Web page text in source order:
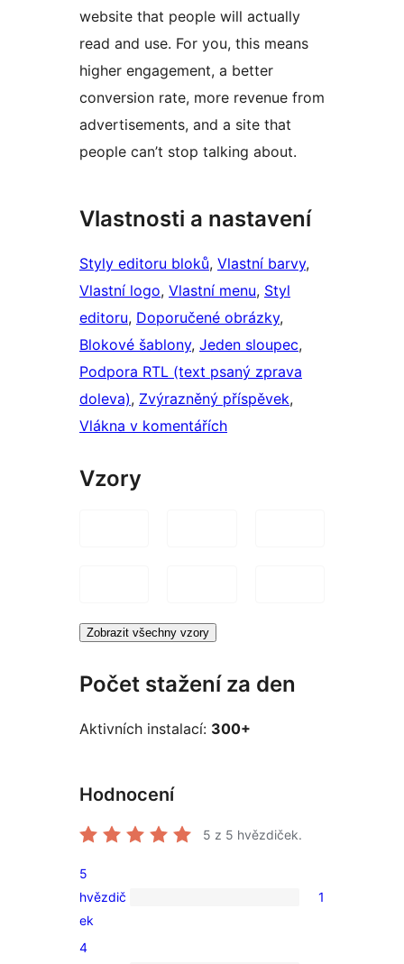
website that people will actually
read and use. For you, this means
higher engagement, a better
conversion rate, more revenue from
advertisements, and a site that
people can’t stop talking about.
Vlastnosti a nastavení
Styly editoru bloků, Vlastní barvy
Vlastní logo, Vlastní menu, Styl
editoru, Doporučené obrázky
Blokové šablony, Jeden sloupec
Podpora RTL (text psaný zprava
doleva), Zvýrazněný příspěvek
Vlákna v komentářích
Vzory
Zobrazit všechny vzory
Počet stažení za den
Aktivních instalací: 300+
Hodnocení
5 z 5 hvězdiček.
1
5hvězdičkové
hodnocení
5
hvězdič
ek
1
4